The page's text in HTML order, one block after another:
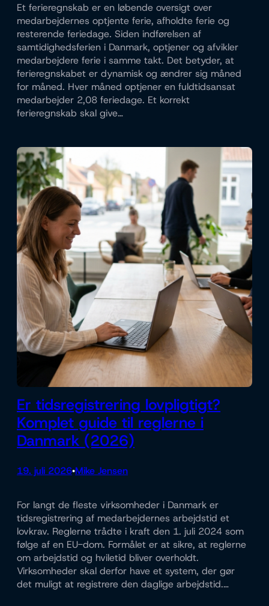
Et ferieregnskab er en løbende oversigt over
medarbejdernes optjente ferie, afholdte ferie og
resterende feriedage. Siden indførelsen af
samtidighedsferien i Danmark, optjener og afvikler
medarbejdere ferie i samme takt. Det betyder, at
ferieregnskabet er dynamisk og ændrer sig måned
for måned. Hver måned optjener en fuldtidsansat
medarbejder 2,08 feriedage. Et korrekt
ferieregnskab skal give…
Er tidsregistrering lovpligtigt?
Komplet guide til reglerne i
Danmark (2026)
19. juli 2026•Mike Jensen
For langt de fleste virksomheder i Danmark er
tidsregistrering af medarbejdernes arbejdstid et
lovkrav. Reglerne trådte i kraft den 1. juli 2024 som
følge af en EU-dom. Formålet er at sikre, at reglerne
om arbejdstid og hviletid bliver overholdt.
Virksomheder skal derfor have et system, der gør
det muligt at registrere den daglige arbejdstid.…